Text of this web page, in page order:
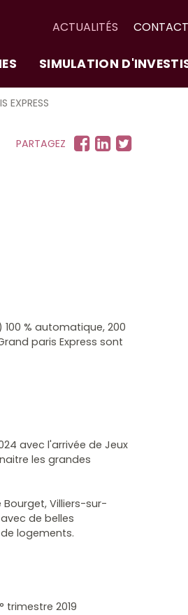
ACTUALITÉS CONTACT
SIMULATION
EXPRESS
PARTAGEZ
100 % automatique, 200
paris Express sont
avec l'arrivée de Jeux
les grandes
Bourget, Villiers-sur-
de belles
logements.
trimestre 2019